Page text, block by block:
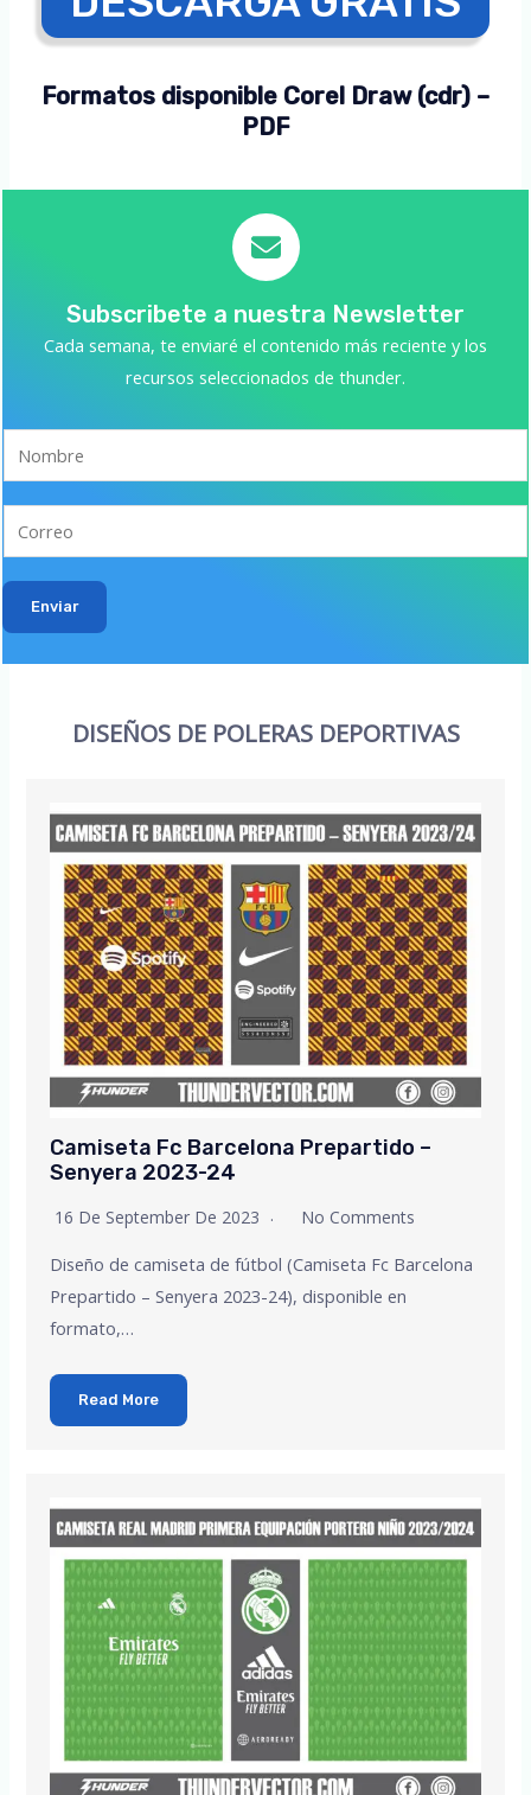
Formatos disponible Corel Draw (cdr) –
PDF
Subscribete a nuestra Newsletter
Cada semana, te enviaré el contenido más reciente y los
recursos seleccionados de thunder.
Enviar
DISEÑOS DE POLERAS DEPORTIVAS
Camiseta Fc Barcelona Prepartido –
Senyera 2023-24
16 De September De 2023 No Comments
Diseño de camiseta de fútbol (Camiseta Fc Barcelona
Prepartido – Senyera 2023-24), disponible en
formato,…
Read More